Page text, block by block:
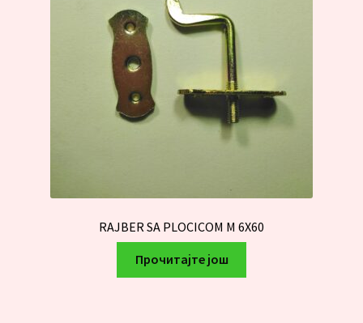
RAJBER SA PLOCICOM M 6X60
Прочитајте још